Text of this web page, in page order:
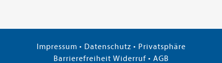
Impressum • Datenschutz • Privatsphäre
Barrierefreiheit Widerruf• AGB